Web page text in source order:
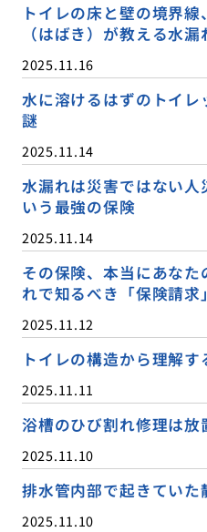
トイレの床と壁の境界
（はばき）が教える水
2025.11.16
水に溶けるはずのトイ
謎
2025.11.14
水漏れは災害ではない
いう最強の保険
2025.11.14
その保険、本当にあな
れで知るべき「保険請求
2025.11.12
トイレの構造から理解
2025.11.11
浴槽のひび割れ修理は
2025.11.10
排水管内部で起きていた
2025.11.10